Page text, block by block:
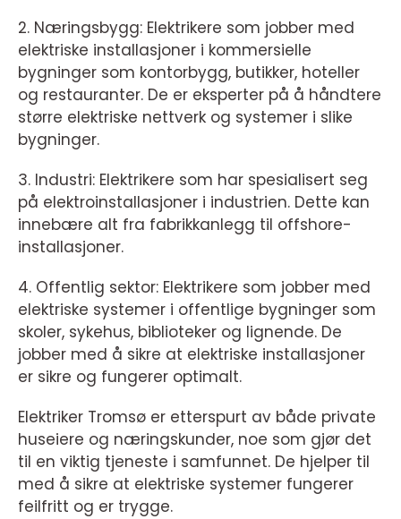
2. Næringsbygg: Elektrikere som jobber med
elektriske installasjoner i kommersielle
bygninger som kontorbygg, butikker, hoteller
og restauranter. De er eksperter på å håndtere
større elektriske nettverk og systemer i slike
bygninger.
3. Industri: Elektrikere som har spesialisert seg
på elektroinstallasjoner i industrien. Dette kan
innebære alt fra fabrikkanlegg til offshore-
installasjoner.
4. Offentlig sektor: Elektrikere som jobber med
elektriske systemer i offentlige bygninger som
skoler, sykehus, biblioteker og lignende. De
jobber med å sikre at elektriske installasjoner
er sikre og fungerer optimalt.
Elektriker Tromsø er etterspurt av både private
huseiere og næringskunder, noe som gjør det
til en viktig tjeneste i samfunnet. De hjelper til
med å sikre at elektriske systemer fungerer
feilfritt og er trygge.